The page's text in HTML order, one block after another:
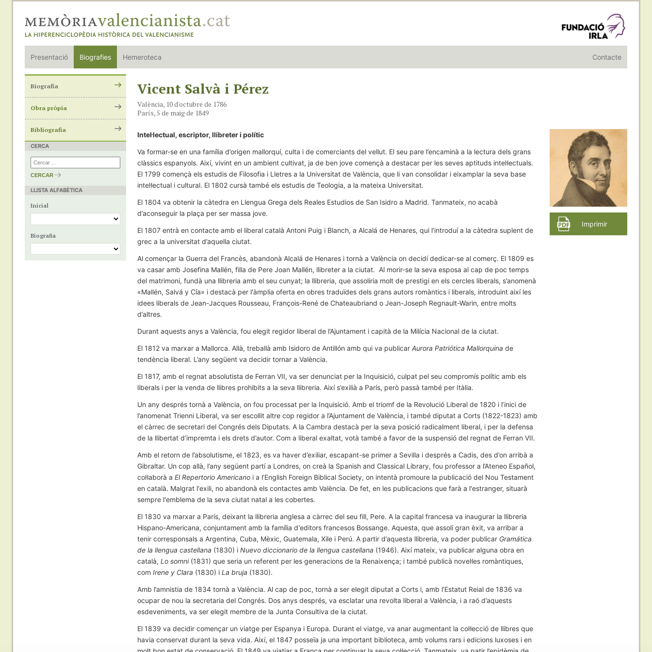
Presentació Biografies Hemeroteca Contacte
CERCA
CERCAR
LLISTA ALFABÈTICA
Biografia
Obra pròpia
Bibliografia
LLISTA ALFABÈTICA
Inicial
Biografia
Vicent Salvà i Pérez
València, 10 d'octubre de 1786
París, 5 de maig de 1849
Intel·lectual, escriptor, llibreter i polític
Va formar-se en una família d’origen mallorquí, culta i de comerciants del vellut. El seu pare l’encaminà a la lectura dels grans
clàssics espanyols. Així, vivint en un ambient cultivat, ja de ben jove començà a destacar per les seves aptituds intel·lectuals.
El 1799 començà els estudis de Filosofia i Lletres a la Universitat de València, que li van consolidar i eixamplar la seva base
intel·lectual i cultural. El 1802 cursà també els estudis de Teologia, a la mateixa Universitat.
El 1804 va obtenir la càtedra en Llengua Grega dels Reales Estudios de San Isidro a Madrid. Tanmateix, no acabà
d’aconseguir la plaça per ser massa jove.
El 1807 entrà en contacte amb el liberal català Antoni Puig i Blanch, a Alcalá de Henares, qui l’introduí a la càtedra suplent de
grec a la universitat d’aquella ciutat.
Al començar la Guerra del Francès, abandonà Alcalá de Henares i tornà a València on decidí dedicar-se al comerç. El 1809 es
va casar amb Josefina Mallén, filla de Pere Joan Mallén, llibreter a la ciutat. Al morir-se la seva esposa al cap de poc temps
del matrimoni, fundà una llibreria amb el seu cunyat; la llibreria, que assoliria molt de prestigi en els cercles liberals, s’anomenà
«Mallén, Salvá y Cía» i destacà per l'àmplia oferta en obres traduïdes dels grans autors romàntics i liberals, introduint així les
idees liberals de Jean-Jacques Rousseau, François-René de Chateaubriand o Jean-Joseph Regnault-Warin, entre molts
d’altres.
Durant aquests anys a València, fou elegit regidor liberal de l’Ajuntament i capità de la Milícia Nacional de la ciutat.
El 1812 va marxar a Mallorca. Allà, treballà amb Isidoro de Antillón amb qui va publicar Aurora Patriótica Mallorquina de
tendència liberal. L’any següent va decidir tornar a València.
El 1817, amb el regnat absolutista de Ferran VII, va ser denunciat per la Inquisició, culpat pel seu compromís polític amb els
liberals i per la venda de llibres prohibits a la seva llibreria. Així s’exilià a París, però passà també per Itàlia.
Un any després tornà a València, on fou processat per la Inquisició. Amb el triomf de la Revolució Liberal de 1820 i l’inici de
l’anomenat Trienni Liberal, va ser escollit altre cop regidor a l’Ajuntament de València, i també diputat a Corts (1822-1823) amb
el càrrec de secretari del Congrés dels Diputats. A la Cambra destacà per la seva posició radicalment liberal, i per la defensa
de la llibertat d’impremta i els drets d’autor. Com a liberal exaltat, votà també a favor de la suspensió del regnat de Ferran VII.
Amb el retorn de l’absolutisme, el 1823, es va haver d’exiliar, escapant-se primer a Sevilla i després a Cadis, des d’on arribà a
Gibraltar. Un cop allà, l’any següent partí a Londres, on creà la Spanish and Classical Library, fou professor a l’Ateneo Español,
col·laborà a El Repertorio Americano i a l’English Foreign Biblical Society, on intentà promoure la publicació del Nou Testament
en català. Malgrat l'exili, no abandonà els contactes amb València. De fet, en les publicacions que farà a l'estranger, situarà
sempre l'emblema de la seva ciutat natal a les cobertes.
El 1830 va marxar a París, deixant la llibreria anglesa a càrrec del seu fill, Pere. A la capital francesa va inaugurar la llibreria
Hispano-Americana, conjuntament amb la família d'editors francesos Bossange. Aquesta, que assolí gran èxit, va arribar a
tenir corresponsals a Argentina, Cuba, Mèxic, Guatemala, Xile i Perú. A partir d’aquesta llibreria, va poder publicar Gramática
de la llengua castellana (1830) i Nuevo diccionario de la llengua castellana (1946). Així mateix, va publicar alguna obra en
català, Lo somni (1831) que seria un referent per les generacions de la Renaixença; i també publicà novel·les romàntiques,
com Irene y Clara (1830) i La bruja (1830).
Amb l’amnistia de 1834 tornà a València. Al cap de poc, tornà a ser elegit diputat a Corts i, amb l’Estatut Reial de 1836 va
ocupar de nou la secretaria del Congrés. Dos anys després, va esclatar una revolta liberal a València, i a raó d’aquests
esdeveniments, va ser elegit membre de la Junta Consultiva de la ciutat.
El 1839 va decidir començar un viatge per Espanya i Europa. Durant el viatge, va anar augmentant la col·lecció de llibres que
havia conservat durant la seva vida. Així, el 1847 posseïa ja una important biblioteca, amb volums rars i edicions luxoses i en
Imprimir